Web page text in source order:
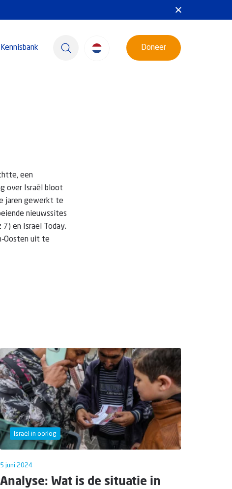
Kennisbank Doneer
een
over Israël bloot
jaren gewerkt te
nieuwssites
en Israel Today.
Oosten uit te
Israël in oorlog
5 juni 2024
Analyse: Wat is de situatie in